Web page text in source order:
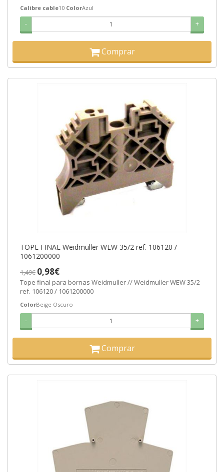
Calibre cable10 ColorAzul
- +
Comprar
TOPE FINAL Weidmuller WEW 35/2 ref. 106120 /
1061200000
1,49€ 0,98€
Tope final para bornas Weidmuller // Weidmuller WEW 35/2
ref. 106120 / 1061200000
ColorBeige Oscuro
- +
Comprar